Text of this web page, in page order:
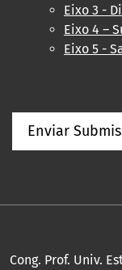
Eixo 3 -
Eixo 4 –
Eixo 5 -
Enviar
Cong. Prof. Univ.